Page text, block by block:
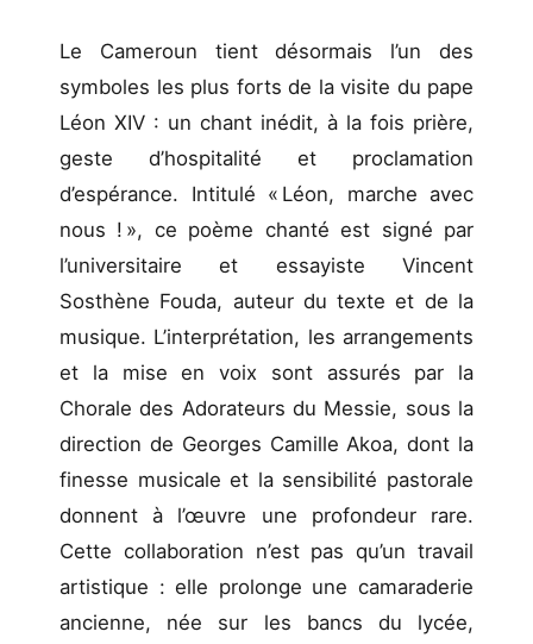
Le Cameroun tient désormais l’un des
symboles les plus forts de la visite du pape
Léon XIV : un chant inédit, à la fois prière,
geste d’hospitalité et proclamation
d’espérance. Intitulé « Léon, marche avec
nous ! », ce poème chanté est signé par
l’universitaire et essayiste Vincent
Sosthène Fouda, auteur du texte et de la
musique. L’interprétation, les arrangements
et la mise en voix sont assurés par la
Chorale des Adorateurs du Messie, sous la
direction de Georges Camille Akoa, dont la
finesse musicale et la sensibilité pastorale
donnent à l’œuvre une profondeur rare.
Cette collaboration n’est pas qu’un travail
artistique : elle prolonge une camaraderie
ancienne, née sur les bancs du lycée,